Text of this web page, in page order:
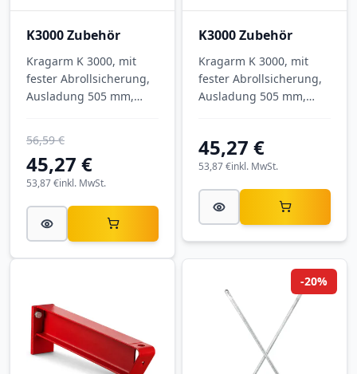
K3000 Zubehör
Kragarm K 3000, mit
fester Abrollsicherung,
Ausladung 505 mm,
45,27 €
56,59 €
inkl. MwSt.
53,87 €
K3000 Zubehör
Kragarm K 3000, mit
fester Abrollsicherung,
Ausladung 505 mm,
45,27 €
inkl. MwSt.
53,87 €
-20%